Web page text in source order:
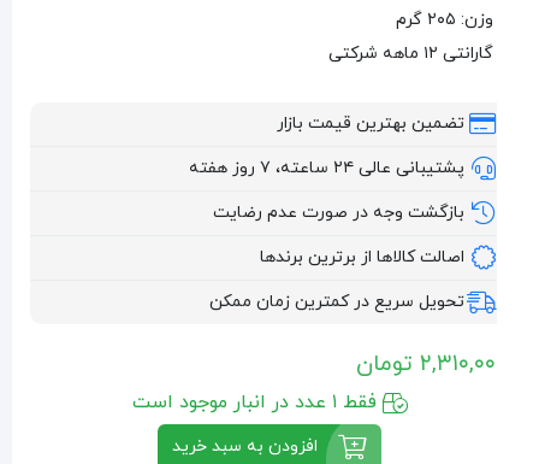
گارانتی ۱۲ ماهه شرکتی
تضمین بهترین قیمت بازار
پشتیبانی عالی ۲۴ ساعته، ۷ روز هفته
بازگشت وجه در صورت عدم رضایت
اصالت کالاها از برترین برندها
تحویل سریع در کمترین زمان ممکن
تومان
فقط ۱ عدد در انبار موجود است
افزودن به سبد خرید